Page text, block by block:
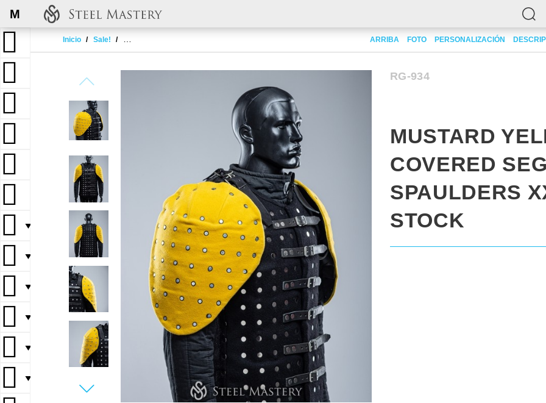
M
Inicio Sale! MUSTARD YELLOW COVERED SEGMENTED SPAULDERS XXL SIZE IN STOCK
ARRIBA FOTO PERSONALIZACIÓN
▼
▼
▼
▼
▼
▼
RG-934
MUSTARD
COVERED
SPAULDERS
STOCK